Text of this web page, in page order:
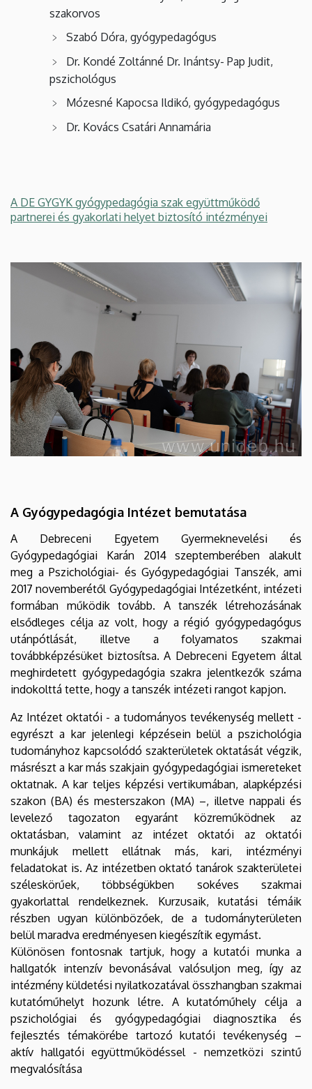
szakorvos
Szabó Dóra, gyógypedagógus
Dr. Kondé Zoltánné Dr. Inántsy- Pap Judit,
pszichológus
Mózesné Kapocsa Ildikó, gyógypedagógus
Dr. Kovács Csatári Annamária
A DE GYGYK gyógypedagógia szak együttműködő
partnerei és gyakorlati helyet biztosító intézményei
A Gyógypedagógia Intézet bemutatása
A Debreceni Egyetem Gyermeknevelési és
Gyógypedagógiai Karán 2014 szeptemberében alakult
meg a Pszichológiai- és Gyógypedagógiai Tanszék, ami
2017 novemberétől Gyógypedagógiai Intézetként, intézeti
formában működik tovább. A tanszék létrehozásának
elsődleges célja az volt, hogy a régió gyógypedagógus
utánpótlását, illetve a folyamatos szakmai
továbbképzésüket biztosítsa. A Debreceni Egyetem által
meghirdetett gyógypedagógia szakra jelentkezők száma
indokolttá tette, hogy a tanszék intézeti rangot kapjon.
Az Intézet oktatói - a tudományos tevékenység mellett -
egyrészt a kar jelenlegi képzésein belül a pszichológia
tudományhoz kapcsolódó szakterületek oktatását végzik,
másrészt a kar más szakjain gyógypedagógiai ismereteket
oktatnak. A kar teljes képzési vertikumában, alapképzési
szakon (BA) és mesterszakon (MA) –, illetve nappali és
levelező tagozaton egyaránt közreműködnek az
oktatásban, valamint az intézet oktatói az oktatói
munkájuk mellett ellátnak más, kari, intézményi
feladatokat is. Az intézetben oktató tanárok szakterületei
széleskörűek, többségükben sokéves szakmai
gyakorlattal rendelkeznek. Kurzusaik, kutatási témáik
részben ugyan különbözőek, de a tudományterületen
belül maradva eredményesen kiegészítik egymást.
Különösen fontosnak tartjuk, hogy a kutatói munka a
hallgatók intenzív bevonásával valósuljon meg, így az
intézmény küldetési nyilatkozatával összhangban szakmai
kutatóműhelyt hozunk létre. A kutatóműhely célja a
pszichológiai és gyógypedagógiai diagnosztika és
fejlesztés témakörébe tartozó kutatói tevékenység –
aktív hallgatói együttműködéssel - nemzetközi szintű
megvalósítása